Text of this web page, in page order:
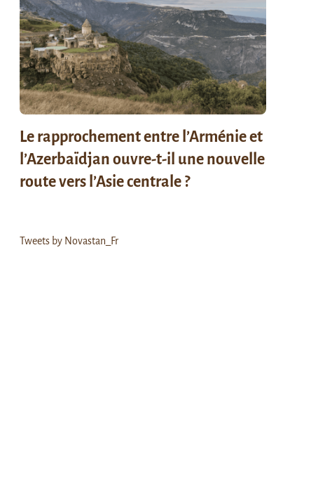
Le rapprochement entre l’Arménie et
l’Azerbaïdjan ouvre-t-il une nouvelle
route vers l’Asie centrale ?
Tweets by Novastan_Fr